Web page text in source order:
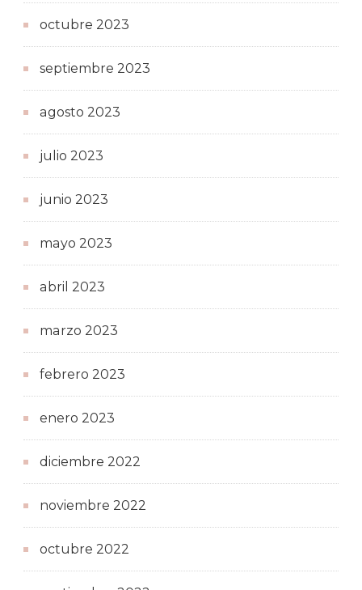
octubre 2023
septiembre 2023
agosto 2023
julio 2023
junio 2023
mayo 2023
abril 2023
marzo 2023
febrero 2023
enero 2023
diciembre 2022
noviembre 2022
octubre 2022